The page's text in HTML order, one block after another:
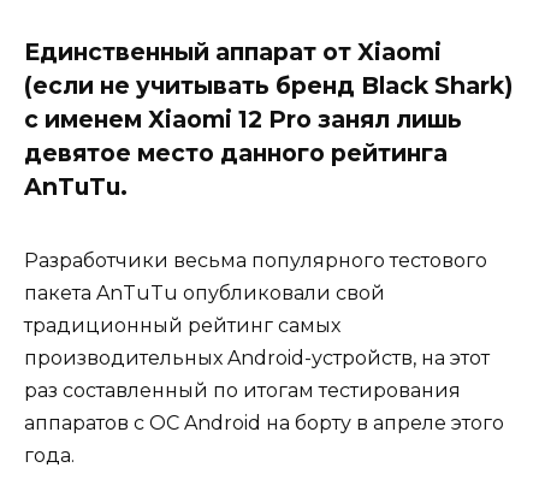
Единственный аппарат от Xiaomi
(если не учитывать бренд Black Shark)
с именем Xiaomi 12 Pro занял лишь
девятое место данного рейтинга
AnTuTu.
Разработчики весьма популярного тестового
пакета AnTuTu опубликовали свой
традиционный рейтинг самых
производительных Android-устройств, на этот
раз составленный по итогам тестирования
аппаратов с ОС Android на борту в апреле этого
года.